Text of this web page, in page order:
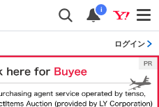
i
ログイン